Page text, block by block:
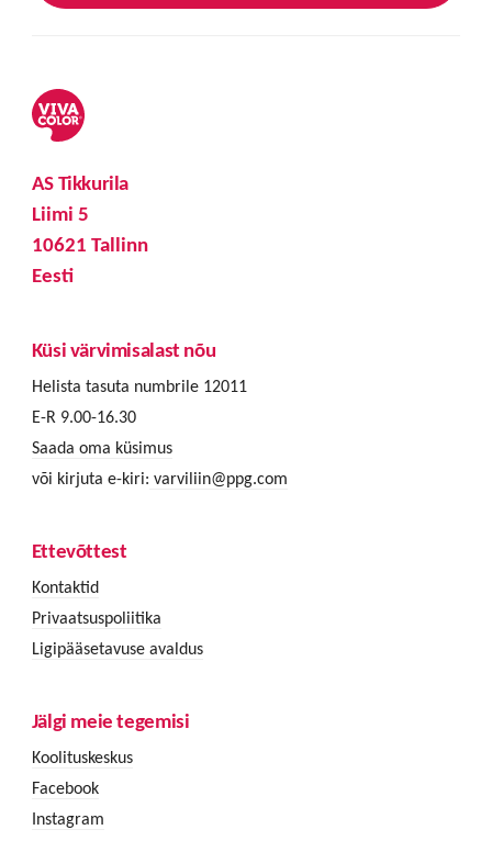
AS Tikkurila
Liimi 5
10621 Tallinn
Eesti
Küsi värvimisalast nõu
Helista tasuta numbrile 12011
E-R 9.00-16.30
Saada oma küsimus
või kirjuta e-kiri: varviliin@ppg.com
Ettevõttest
Kontaktid
Privaatsuspoliitika
Ligipääsetavuse avaldus
Jälgi meie tegemisi
Koolituskeskus
Facebook
Instagram